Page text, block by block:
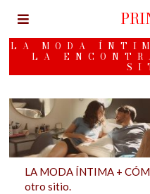
LA MODA
LA
LA MODA ÍNTIMA +
otro sitio.